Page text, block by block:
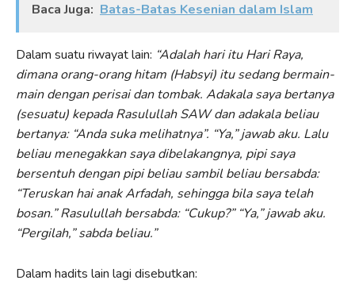
Baca Juga: Batas-Batas Kesenian dalam Islam
Dalam suatu riwayat lain: “Adalah hari itu Hari Raya,
dimana orang-orang hitam (Habsyi) itu sedang bermain-
main dengan perisai dan tombak. Adakala saya bertanya
(sesuatu) kepada Rasulullah SAW dan adakala beliau
bertanya: “Anda suka melihatnya”. “Ya,” jawab aku. Lalu
beliau menegakkan saya dibelakangnya, pipi saya
bersentuh dengan pipi beliau sambil beliau bersabda:
“Teruskan hai anak Arfadah, sehingga bila saya telah
bosan.” Rasulullah bersabda: “Cukup?” “Ya,” jawab aku.
“Pergilah,” sabda beliau.”
Dalam hadits lain lagi disebutkan: